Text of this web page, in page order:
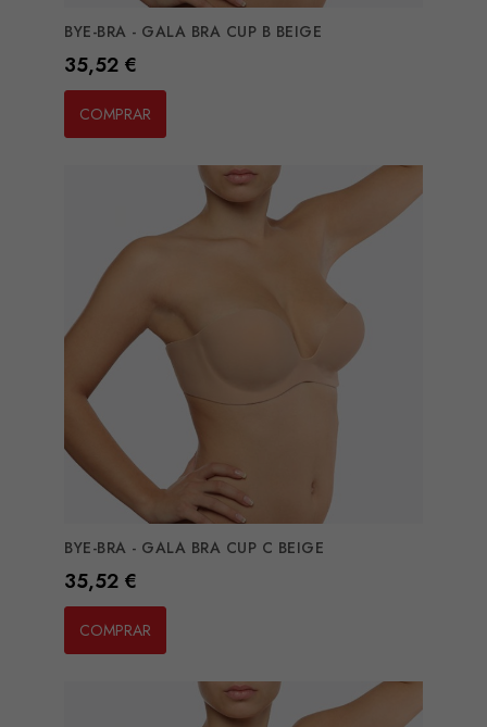
BYE-BRA - GALA BRA CUP B BEIGE
Preço
35,52 €
COMPRAR
BYE-BRA - GALA BRA CUP C BEIGE
Preço
35,52 €
COMPRAR